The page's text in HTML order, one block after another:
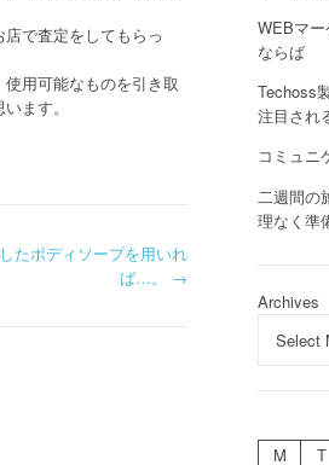
で査定をしてもらっ
用可能なものを引き取
ます。
たボディソープを用いれ
ば…。 →
WEBマ
ならば
Techoss
注目され
コミュニ
二週間の
理なく準
Archives
M
T